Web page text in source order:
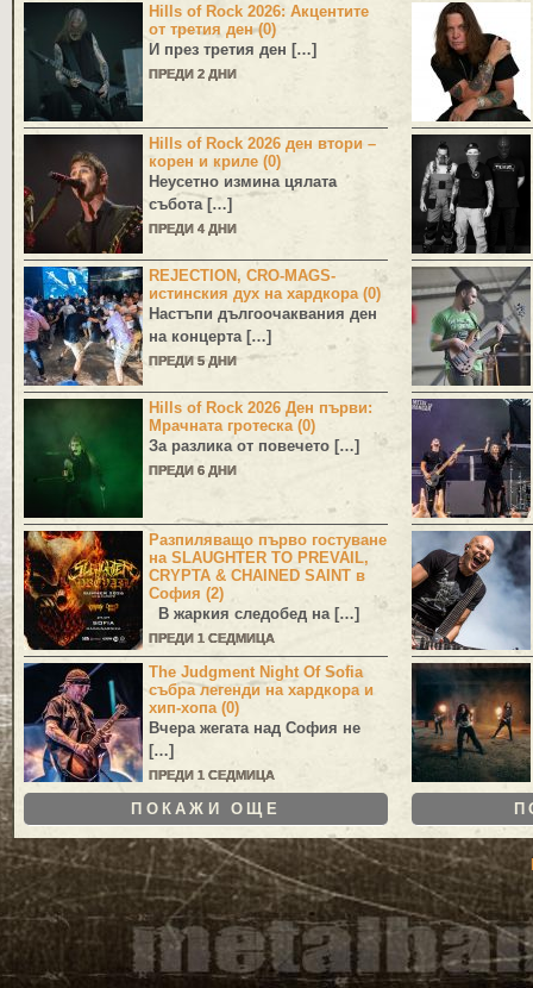
Hills of Rock 2026: Акцентите
от третия ден (0)
И през третия ден […]
ПРЕДИ 2 ДНИ
Hills of Rock 2026 ден втори –
корен и криле (0)
Неусетно измина цялата
събота […]
ПРЕДИ 4 ДНИ
REJECTION, CRO-MAGS-
истинския дух на хардкора (0)
Настъпи дългоочаквания ден
на концерта […]
ПРЕДИ 5 ДНИ
Hills of Rock 2026 Ден първи:
Мрачната гротеска (0)
За разлика от повечето […]
ПРЕДИ 6 ДНИ
Разпиляващо първо гостуване
на SLAUGHTER TO PREVAIL,
CRYPTA & CHAINED SAINT в
София (2)
В жаркия следобед на […]
ПРЕДИ 1 СЕДМИЦА
The Judgment Night Of Sofia
събра легенди на хардкора и
хип-хопа (0)
Вчера жегата над София не
[…]
ПРЕДИ 1 СЕДМИЦА
ПОКАЖИ ОЩЕ